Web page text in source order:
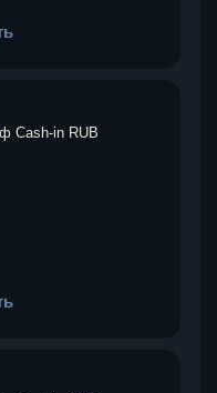
Cash-in RUB